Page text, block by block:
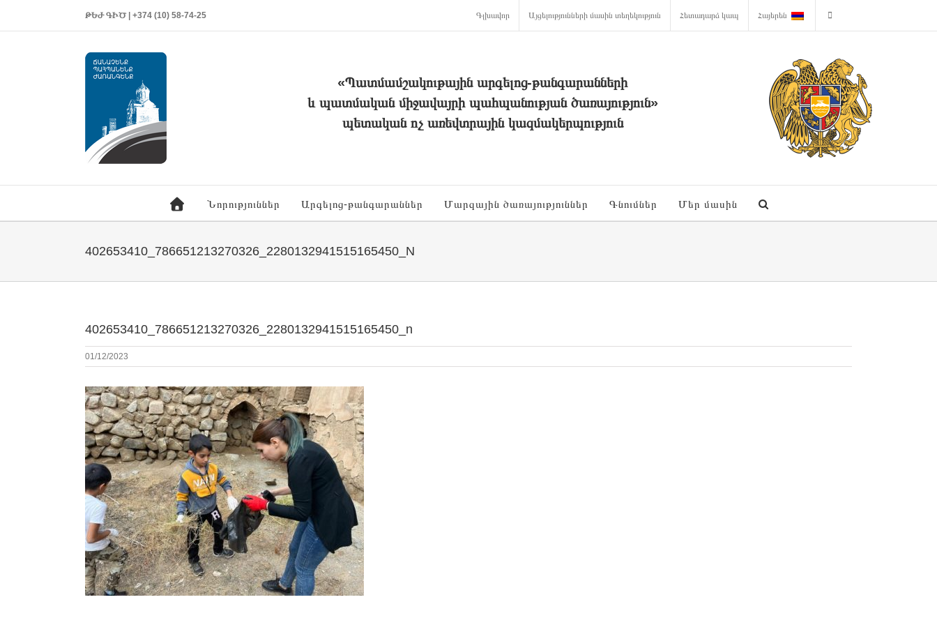
ԹԵԺ ԳԻԾ | +374 (10) 58-74-25 Գլխավոր Այցելությունների մասին տեղեկություն Հետադարձ կապ Հայերեն
«Պատմամշակութային արգելոց-թանգարանների
և պատմական միջավայրի պահպանության ծառայություն»
պետական ոչ առեվտրային կազմակերպություն
Նորություններ Արգելոց-թանգարաններ Մարզային ծառայություններ Գնումներ Մեր մասին
402653410_786651213270326_2280132941515165450_N
402653410_786651213270326_2280132941515165450_n
01/12/2023